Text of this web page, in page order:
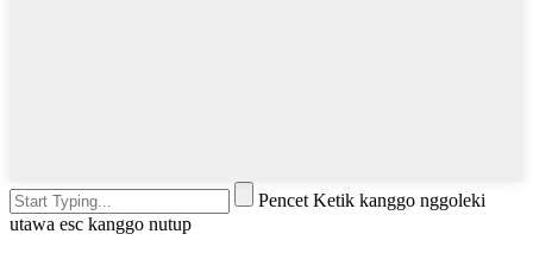
Pencet Ketik kanggo nggoleki
utawa esc kanggo nutup